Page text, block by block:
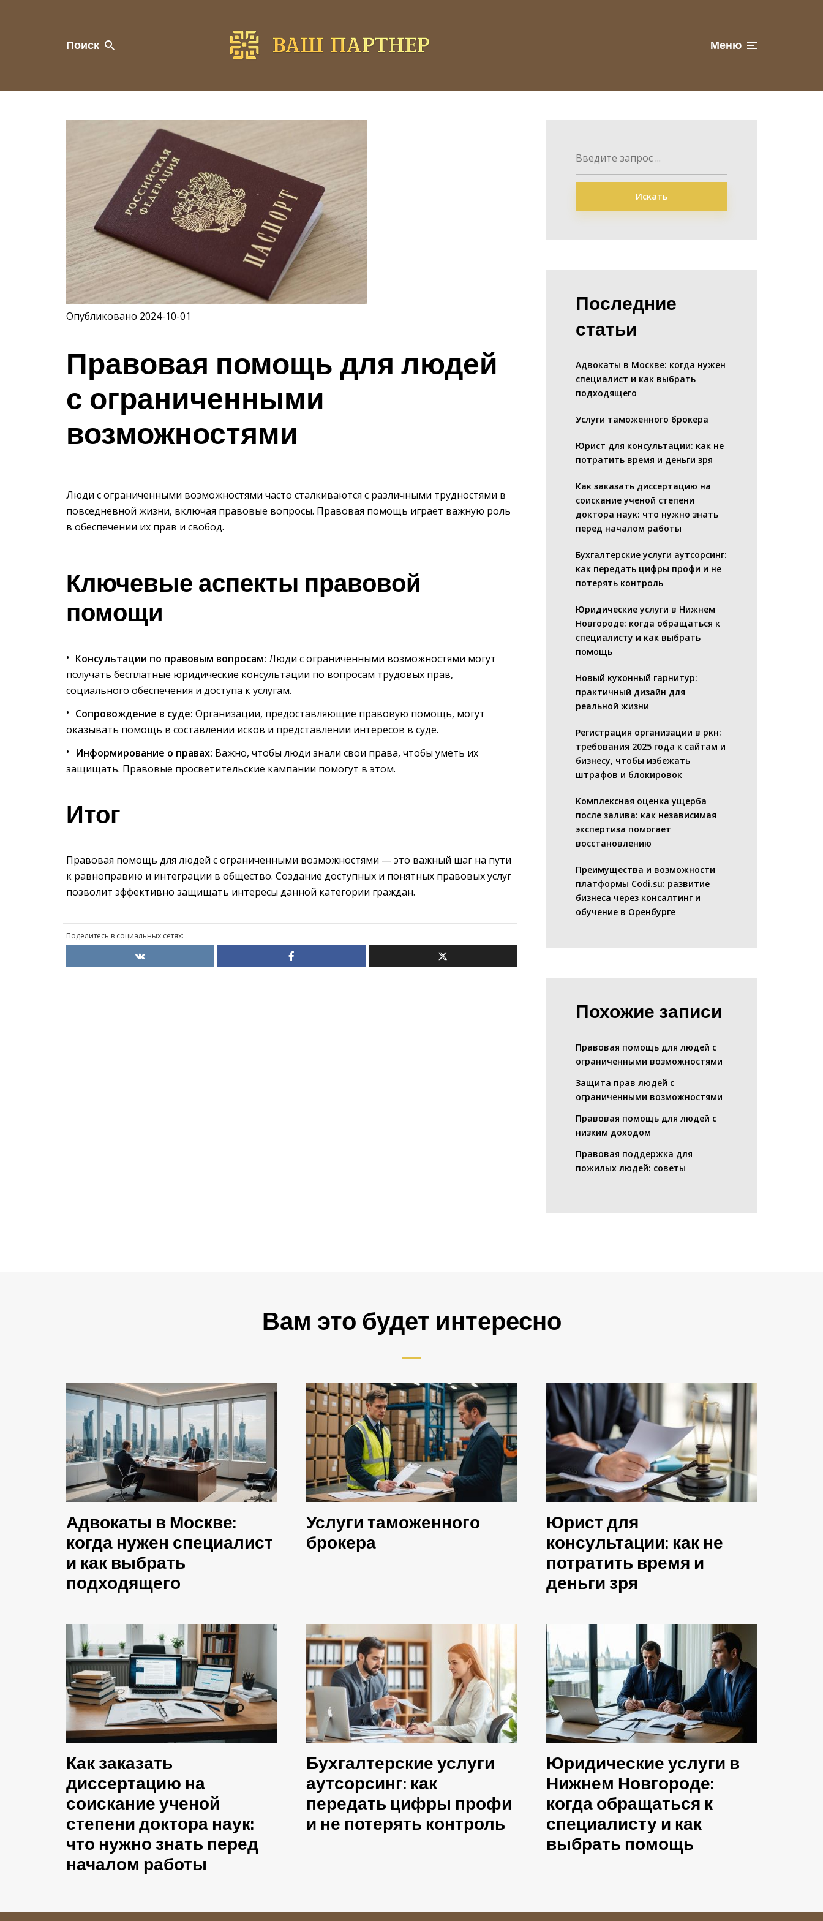
Поиск Меню
Опубликовано 2024-10-01
Правовая помощь для людей
с ограниченными
возможностями
Люди с ограниченными возможностями часто сталкиваются с различными трудностями в
повседневной жизни, включая правовые вопросы. Правовая помощь играет важную роль
в обеспечении их прав и свобод.
Ключевые аспекты правовой
помощи
Консультации по правовым вопросам: Люди с ограниченными возможностями могут
получать бесплатные юридические консультации по вопросам трудовых прав,
социального обеспечения и доступа к услугам.
Сопровождение в суде: Организации, предоставляющие правовую помощь, могут
оказывать помощь в составлении исков и представлении интересов в суде.
Информирование о правах: Важно, чтобы люди знали свои права, чтобы уметь их
защищать. Правовые просветительские кампании помогут в этом.
Итог
Правовая помощь для людей с ограниченными возможностями — это важный шаг на пути
к равноправию и интеграции в общество. Создание доступных и понятных правовых услуг
позволит эффективно защищать интересы данной категории граждан.
Поделитесь в социальных сетях:
Искать
Последние
статьи
Адвокаты в Москве: когда нужен
специалист и как выбрать
подходящего
Услуги таможенного брокера
Юрист для консультации: как не
потратить время и деньги зря
Как заказать диссертацию на
соискание ученой степени
доктора наук: что нужно знать
перед началом работы
Бухгалтерские услуги аутсорсинг:
как передать цифры профи и не
потерять контроль
Юридические услуги в Нижнем
Новгороде: когда обращаться к
специалисту и как выбрать
помощь
Новый кухонный гарнитур:
практичный дизайн для
реальной жизни
Регистрация организации в ркн:
требования 2025 года к сайтам и
бизнесу, чтобы избежать
штрафов и блокировок
Комплексная оценка ущерба
после залива: как независимая
экспертиза помогает
восстановлению
Преимущества и возможности
платформы Codi.su: развитие
бизнеса через консалтинг и
обучение в Оренбурге
Похожие записи
Правовая помощь для людей с
ограниченными возможностями
Защита прав людей с
ограниченными возможностями
Правовая помощь для людей с
низким доходом
Правовая поддержка для
пожилых людей: советы
Вам это будет интересно
Адвокаты в Москве:
когда нужен специалист
и как выбрать
подходящего
Услуги таможенного
брокера
Юрист для
консультации: как не
потратить время и
деньги зря
Как заказать
диссертацию на
соискание ученой
степени доктора наук:
что нужно знать перед
началом работы
Бухгалтерские услуги
аутсорсинг: как
передать цифры профи
и не потерять контроль
Юридические услуги в
Нижнем Новгороде:
когда обращаться к
специалисту и как
выбрать помощь